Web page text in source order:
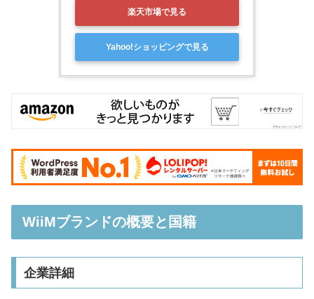
楽天市場で見る
Yahoo!ショッピングで見る
WiiMブランドの概要と国籍
企業詳細